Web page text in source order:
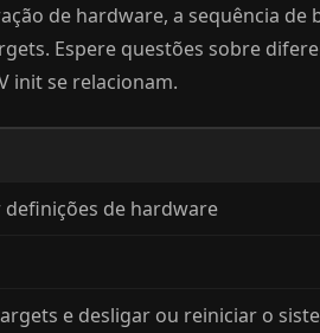
de hardware, a sequência de
Espere questões sobre
init se relacionam.
de hardware
e desligar ou reiniciar o